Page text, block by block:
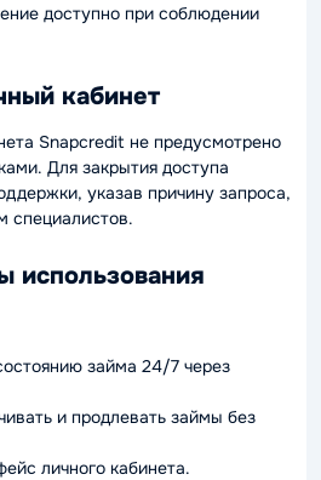
доступно при соблюдении
кабинет
Snapcredit не предусмотрено
Для закрытия доступа
указав причину запроса,
специалистов.
использования
займа 24/7 через
и продлевать займы без
личного кабинета.